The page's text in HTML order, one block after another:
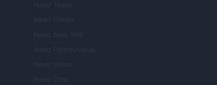
Newz Texas
Newz Florida
Newz New York
Newz Pennsylvania
Newz Illinois
Newz Ohio